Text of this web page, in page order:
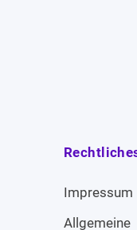
Impressum
Allgemeine